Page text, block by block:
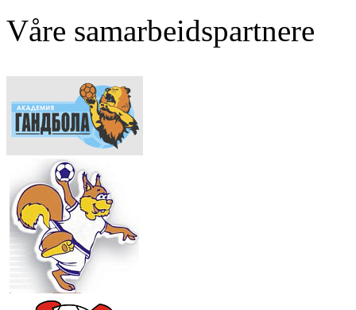
Våre samarbeidspartnere